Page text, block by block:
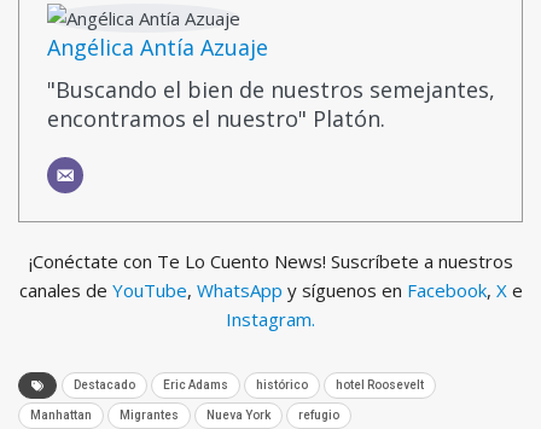
Angélica Antía Azuaje
"Buscando el bien de nuestros semejantes,
encontramos el nuestro" Platón.
¡Conéctate con Te Lo Cuento News! Suscríbete a nuestros
canales de YouTube, WhatsApp y síguenos en Facebook, X e
Instagram.
Destacado Eric Adams histórico hotel Roosevelt
Manhattan Migrantes Nueva York refugio